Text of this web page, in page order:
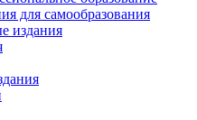
для самообразования
издания